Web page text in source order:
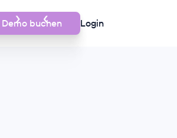
Demo buchen Login